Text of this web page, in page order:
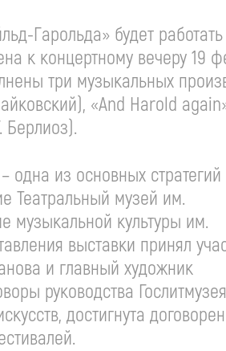
Гарольда» будет
к концертному вечеру 19
три музыкальных
«And Harold
Берлиоз).
одна из основных стратегий
Театральный музей им.
музыкальной культуры им.
выставки принял
и главный художник
руководства
достигнута